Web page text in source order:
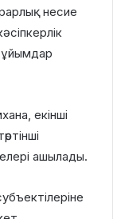
несие
ұйымдар
екінші
ашылады.